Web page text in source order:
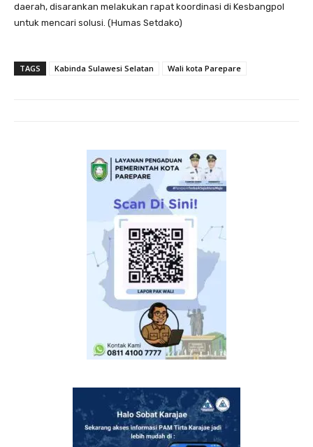
daerah, disarankan melakukan rapat koordinasi di Kesbangpol
untuk mencari solusi. (Humas Setdako)
TAGS Kabinda Sulawesi Selatan Wali kota Parepare